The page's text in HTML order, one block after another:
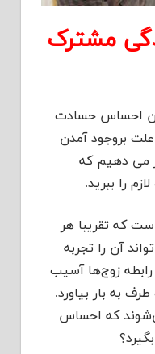
مشترک
احساس حسادت
بروجود آمدن
می دهیم که
را ببرید.
که تقریبا هر
آن را تجربه
زوج‌ها آسیب
به بار بیاورد.
که احساس